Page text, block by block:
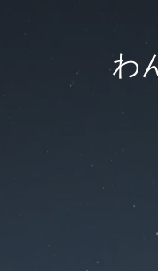
わ